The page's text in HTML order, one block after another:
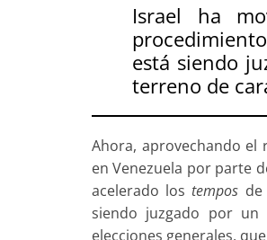
Israel ha
está siendo
terreno de
Ahora, aprovechando el
en Venezuela por parte
acelerado los tempos
siendo juzgado por
elecciones generales,